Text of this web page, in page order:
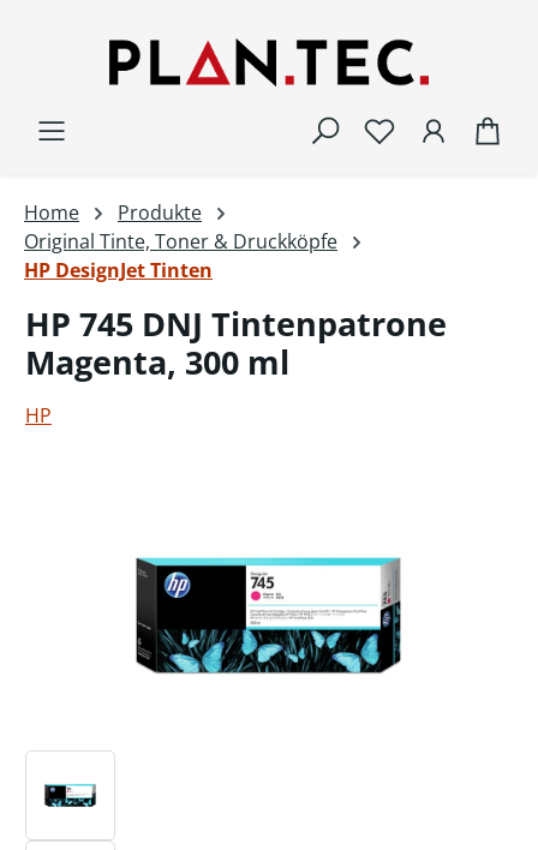
Home
Produkte
Original Tinte, Toner & Druckköpfe
HP DesignJet Tinten
HP 745 DNJ Tintenpatrone
Magenta, 300 ml
HP